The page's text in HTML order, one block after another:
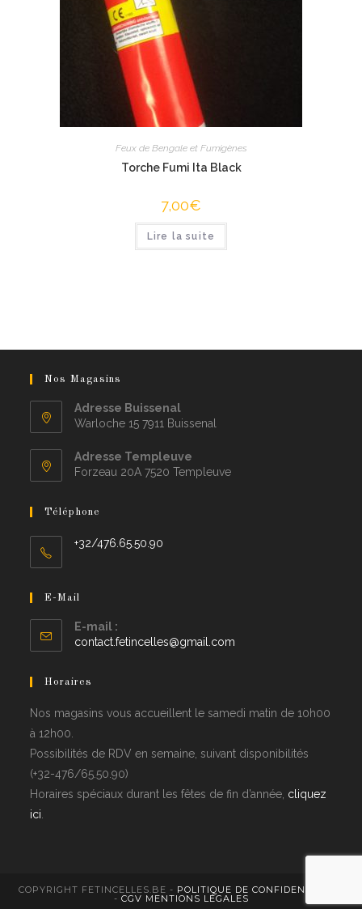
Feux de Bengale et Fumigènes
Torche Fumi Ita Black
7,00€
Lire la suite
Nos Magasins
Adresse Buissenal
Warloche 15 7911 Buissenal
Adresse Templeuve
Forzeau 20A 7520 Templeuve
Téléphone
+32/476.65.50.90
E-Mail
E-mail :
contact.fetincelles@gmail.com
Horaires
Nos magasins vous accueillent le samedi matin de 10h00
à 12h00.
Possibilités de RDV en semaine, suivant disponibilités
(+32-476/65.50.90)
Horaires spéciaux durant les fêtes de fin d’année, cliquez
ici
COPYRIGHT FETINCELLES.BE - POLITIQUE DE CONFIDENTIALITÉ
- CGV MENTIONS LÉGALES